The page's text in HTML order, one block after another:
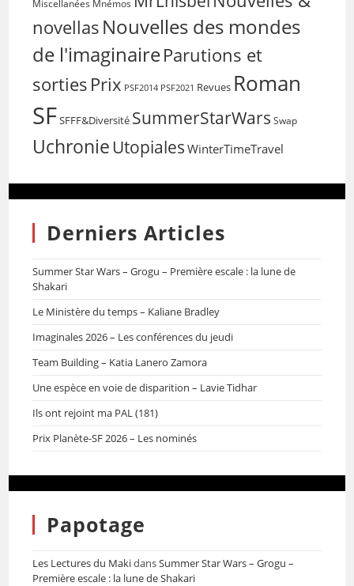
Miscellanées Mnémos
novellas Nouvelles des mondes
de l'imaginaireParutions et
sorties Prix PSF2014 PSF2021 Revues Roman
SFSFFF&Diversité SummerStarWars Swap
Uchronie Utopiales WinterTimeTravel
Derniers Articles
Summer Star Wars – Grogu – Première escale : la lune de
Shakari
Le Ministère du temps – Kaliane Bradley
Imaginales 2026 – Les conférences du jeudi
Team Building – Katia Lanero Zamora
Une espèce en voie de disparition – Lavie Tidhar
Ils ont rejoint ma PAL (181)
Prix Planète-SF 2026 – Les nominés
Papotage
Les Lectures du MakidansSummer Star Wars – Grogu –
Première escale : la lune de Shakari